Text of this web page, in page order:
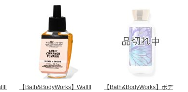
【Bath&BodyWorks】Wallfl
【Bath&BodyWorks】ボデ